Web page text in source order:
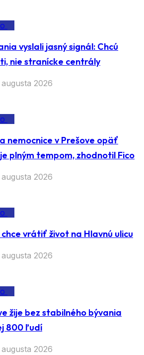
vyslali jasný signál: Chcú
nie stranícke centrály
augusta 2026
nemocnice v Prešove opäť
plným tempom, zhodnotil Fico
augusta 2026
vrátiť život na Hlavnú ulicu
augusta 2026
žije bez stabilného bývania
800 ľudí
augusta 2026